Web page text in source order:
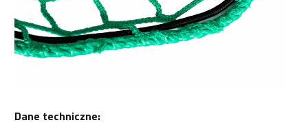
Dane techniczne: